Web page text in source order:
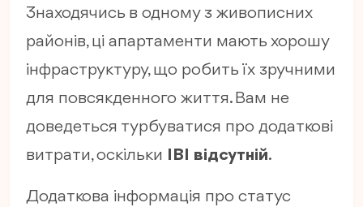
Знаходячись в одному з живописних
районів, ці апартаменти мають хорошу
інфраструктуру, що робить їх зручними
для повсякденного життя. Вам не
доведеться турбуватися про додаткові
витрати, оскільки
IBI відсутній.
Додаткова інформація про статус